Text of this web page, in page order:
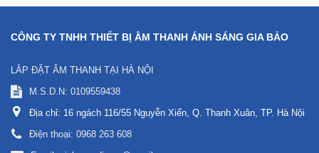
CÔNG TY TNHH THIẾT BỊ ÂM THANH ÁNH SÁNG GIA BẢO
LẮP ĐẶT ÂM THANH TẠI HÀ NỘI
M.S.D.N: 0109559438
Địa chỉ: 16 ngách 116/55 Nguyễn Xiển, Q. Thanh Xuân, TP. Hà Nội
Điện thoại: 0968 263 608